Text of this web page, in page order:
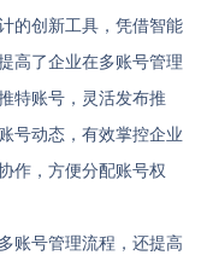
的创新工具，凭借智能
高了企业在多账号管理
特账号，灵活发布推
号动态，有效掌控企业
作，方便分配账号权
账号管理流程，还提高